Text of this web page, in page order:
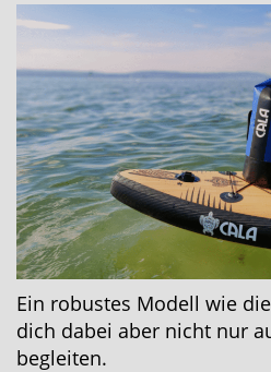
Ein robustes Modell wie
dich dabei aber nicht nur
begleiten.